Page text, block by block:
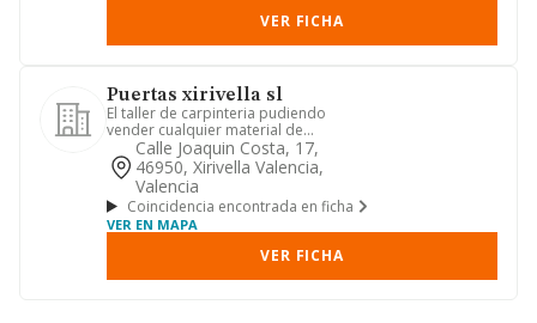
VER FICHA
Puertas xirivella sl
El taller de carpinteria pudiendo
vender cualquier material de
carpinteria lo mismo que cualquier t...
Calle Joaquin Costa, 17,
46950, Xirivella Valencia,
Valencia
Coincidencia encontrada en ficha
VER EN MAPA
VER FICHA